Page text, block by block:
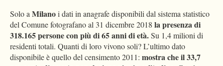
Solo a Milanoi dati in anagrafe disponibili dal sistema statistico
del Comune fotografano al 31 dicembre 2018 la presenza di
318.165 persone con più di 65 anni di età.Su 1,4 milioni di
residenti totali. Quanti di loro vivono soli? L’ultimo dato
disponibile è quello del censimento 2011: mostra che il 33,7